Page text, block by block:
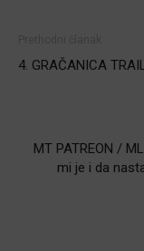
4. GRAČANICA
MT PATREON /
mi je i da